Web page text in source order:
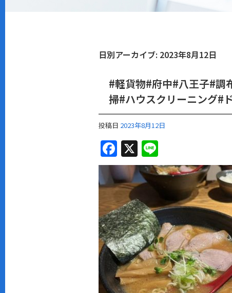
日別アーカイブ: 2023年8月12日
#軽貨物#府中#八王子#調
掃#ハウスクリーニング#
投稿日 2023年8月12日
F
a
c
e
b
o
o
k
X
n
e